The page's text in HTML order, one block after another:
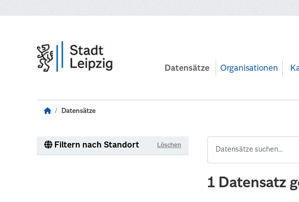
Datensätze Organisationen
Datensätze
Filtern nach Standort Löschen
1 Datensatz